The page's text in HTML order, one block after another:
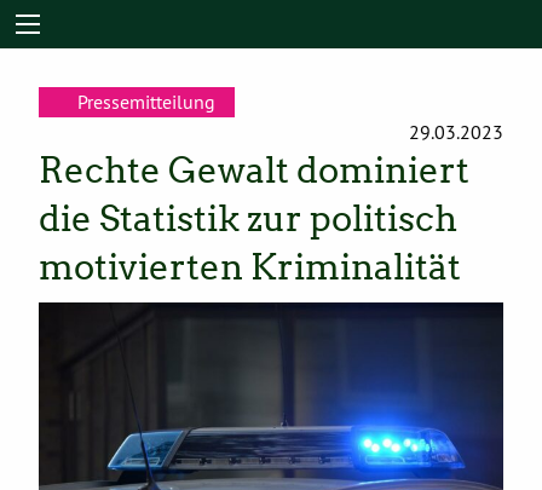
Pressemitteilung
29.03.2023
Rechte Gewalt dominiert
die Statistik zur politisch
motivierten Kriminalität